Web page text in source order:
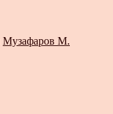
Музафаров М.